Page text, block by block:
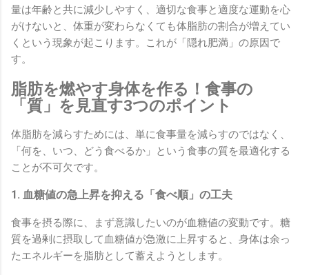
量は年齢と共に減少しやすく、適切な食事と適度な運動を心
がけないと、体重が変わらなくても体脂肪の割合が増えてい
くという現象が起こります。これが「隠れ肥満」の原因で
す。
脂肪を燃やす身体を作る！食事の
「質」を見直す3つのポイント
体脂肪を減らすためには、単に食事量を減らすのではなく、
「何を、いつ、どう食べるか」という食事の質を最適化する
ことが不可欠です。
1. 血糖値の急上昇を抑える「食べ順」の工夫
食事を摂る際に、まず意識したいのが血糖値の変動です。糖
質を過剰に摂取して血糖値が急激に上昇すると、身体は余っ
たエネルギーを脂肪として蓄えようとします。